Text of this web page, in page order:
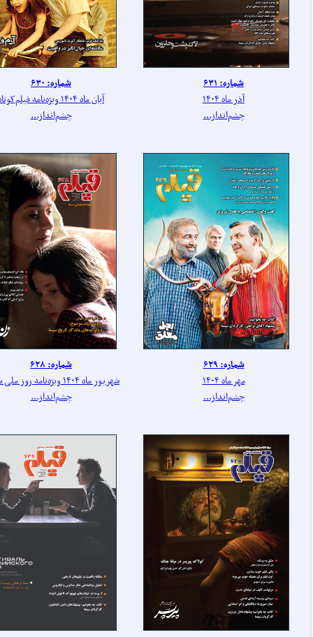
شماره: ۶۳۱
آذر ماه ۱۴۰۴
چشم‌انداز...
شماره: ۶۳۰
آبان ماه ۱۴۰۴ ویژه‌نامه فیلم‌کوتاه
چشم‌انداز...
شماره: ۶۲۹
مهر ماه ۱۴۰۴
چشم‌انداز...
شماره: ۶۲۸
شهریور ماه ۱۴۰۴ ویژه‌نامه روز ملی سینما
چشم‌انداز...